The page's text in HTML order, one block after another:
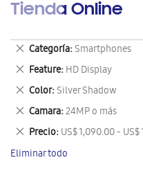
Tienda Online
Categoría Smartphones
Eliminar
este
artículo
Feature HD Display
Eliminar
este
artículo
Color Silver Shadow
Eliminar
este
artículo
Camara 24MP o más
Eliminar
este
artículo
Precio US$ 1,090.00 - US$
Eliminar
este
artículo
Eliminar todo